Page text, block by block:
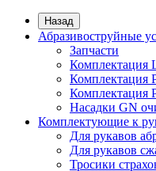
Назад
Абразивоструйные
Запчасти
Комплектация
Комплектация
Комплектация
Насадки GN
Комплектующие к
Для рукавов
Для рукавов
Тросики